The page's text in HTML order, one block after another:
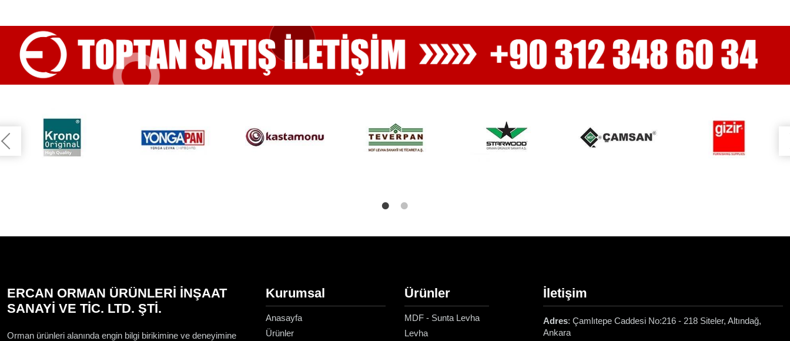
ERCAN ORMAN ÜRÜNLERİ İNŞAAT
SANAYİ VE TİC. LTD. ŞTİ.
Orman ürünleri alanında engin bilgi birikimine ve deneyimine
Kurumsal
Anasayfa
Ürünler
Ürünler
MDF - Sunta Levha
Levha
İletişim
Adres: Çamlıtepe Caddesi No:216 - 218 Siteler, Altındağ,
Ankara